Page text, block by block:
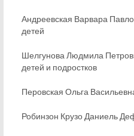
Андреевская Варвара
детей
Шелгунова Людмила
детей и подростков
Перовская Ольга
Робинзон Крузо Даниель